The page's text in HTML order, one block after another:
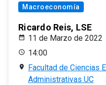
Macroeconomía
Ricardo Reis, LSE
11 de Marzo de 2022
14:00
Facultad de Ciencias
Administrativas UC